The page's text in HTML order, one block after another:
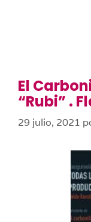
El
“Rubi” .
29 julio, 2021